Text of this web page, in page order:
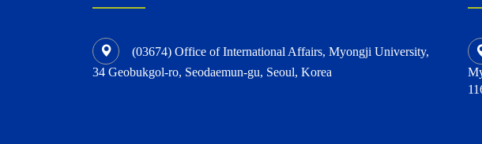
(03674) Office of International Affairs, Myongji University,
34 Geobukgol-ro, Seodaemun-gu, Seoul, Korea